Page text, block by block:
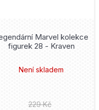
Marvel kolekce
figurek 28 - Kraven
Není skladem
229 Kč